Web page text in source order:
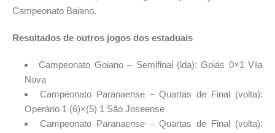
Campeonato Baiano.
Resultados de outros jogos dos estaduais
Campeonato Goiano – Semifinal (ida): Goiás 0×1 Vila
Nova
Campeonato Paranaense – Quartas de Final (volta):
Operário 1 (6)×(5) 1 São Joseense
Campeonato Paranaense – Quartas de Final (volta):